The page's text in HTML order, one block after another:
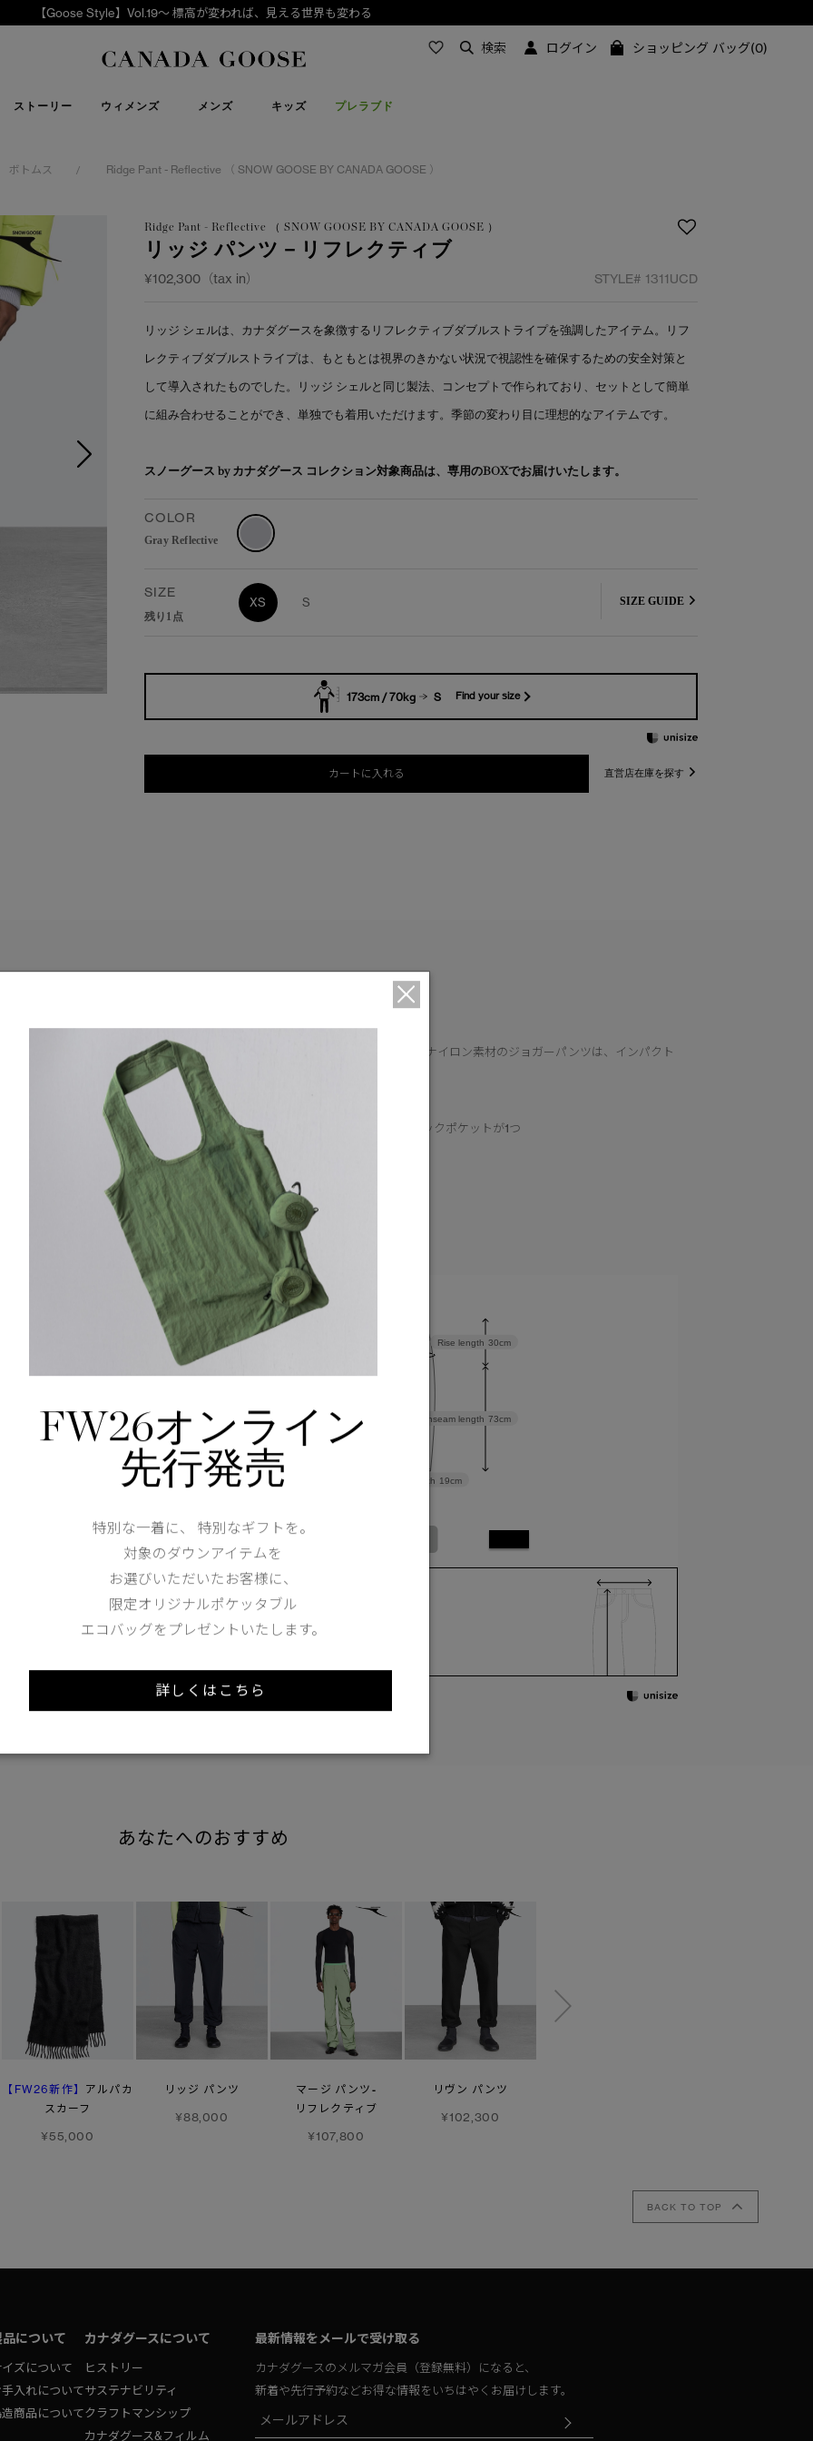
【Goose Style】Vol.19～ 標高が変われば、見える世界も変わる
Canada Goose
ストーリー ウィメンズ メンズ キッズ プレラブド
下取り申請 検索 ログイン ショッピング バッグ(0)
ボトムス / Ridge Pant - Reflective （ SNOW GOOSE BY CANADA GOOSE ）
Ridge Pant - Reflective （ SNOW GOOSE BY CANADA GOOSE ）
リッジ パンツ－リフレクティブ
¥102,300（tax in） STYLE# 1311UCD
リッジ シェルは、カナダグースを象徴するリフレクティブダブルストライプを強調したアイテム。リフ
レクティブダブルストライプは、もともとは視界のきかない状況で視認性を確保するための安全対策と
して導入されたものでした。リッジ シェルと同じ製法、コンセプトで作られており、セットとして簡単
に組み合わせることができ、単独でも着用いただけます。季節の変わり目に理想的なアイテムです。
スノーグース by カナダグース コレクション対象商品は、専用のBOXでお届けいたします。
COLOR
Gray Reflective
SIZE
残り1点
XS S SIZE GUIDE
173cm / 70kg S Find your size
カートに入れる 直営店在庫を探す
常に視認性を確保します。リフレクターを全体に施したこのナイロン素材のジョガーパンツは、インパクト
のあるスタイリングに最適です。
内側にドローコードが付いた伸縮性のあるウエスト
ジッパー付きのウェルトポケットが2つ、ジッパー付きのバックポケットが1つ
伸縮性のある袖口にはショックコードとトグル付き
同系色のスクリーンプリント
仕様が変更する場合がございます。
Inseam length 73cm
Rise length 30cm
Hem width 19cm
173cm 70kgRecommended
S
あなたへのおすすめ
【FW26新作】
アルパカ
スカーフ
¥55,000
リッジ パンツ
¥88,000
マージ パンツ-
リフレクティブ
¥107,800
リヴン パンツ
¥102,300
BACK TO TOP
品について
イズについて
手入れについて
商品について
カナダグースについて
ヒストリー
サステナビリティ
クラフトマンシップ
カナダグース&フィルム
最新情報をメールで受け取る
カナダグースのメルマガ会員（登録無料）になると、
新着や先行予約などお得な情報をいちはやくお届けします。
FW26オンライン
先行発売
特別な一着に、 特別なギフトを。
対象のダウンアイテムを
お選びいただいたお客様に、
限定オリジナルポケッタブル
エコバッグをプレゼントいたします。
詳しくはこちら